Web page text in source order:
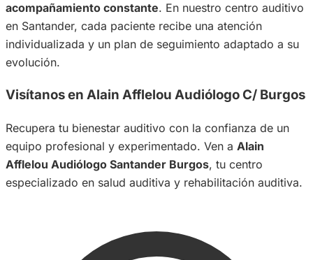
acompañamiento constante. En nuestro centro auditivo
en Santander, cada paciente recibe una atención
individualizada y un plan de seguimiento adaptado a su
evolución.
Visítanos en Alain Afflelou Audiólogo C/ Burgos
Recupera tu bienestar auditivo con la confianza de un
equipo profesional y experimentado. Ven a Alain
Afflelou Audiólogo Santander Burgos, tu centro
especializado en salud auditiva y rehabilitación auditiva.